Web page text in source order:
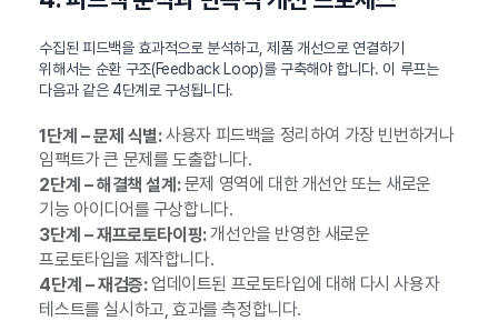
수집된 피드백을 효과적으로 분석하고, 제품 개선으로 연결하기
위해서는 순환 구조(Feedback Loop)를 구축해야 합니다. 이 루프는
다음과 같은 4단계로 구성됩니다.
1단계 – 문제 식별:사용자 피드백을 정리하여 가장 빈번하거나
임팩트가 큰 문제를 도출합니다.
2단계 – 해결책 설계:문제 영역에 대한 개선안 또는 새로운
기능 아이디어를 구상합니다.
3단계 – 재프로토타이핑:개선안을 반영한 새로운
프로토타입을 제작합니다.
4단계 – 재검증:업데이트된 프로토타입에 대해 다시 사용자
테스트를 실시하고, 효과를 측정합니다.